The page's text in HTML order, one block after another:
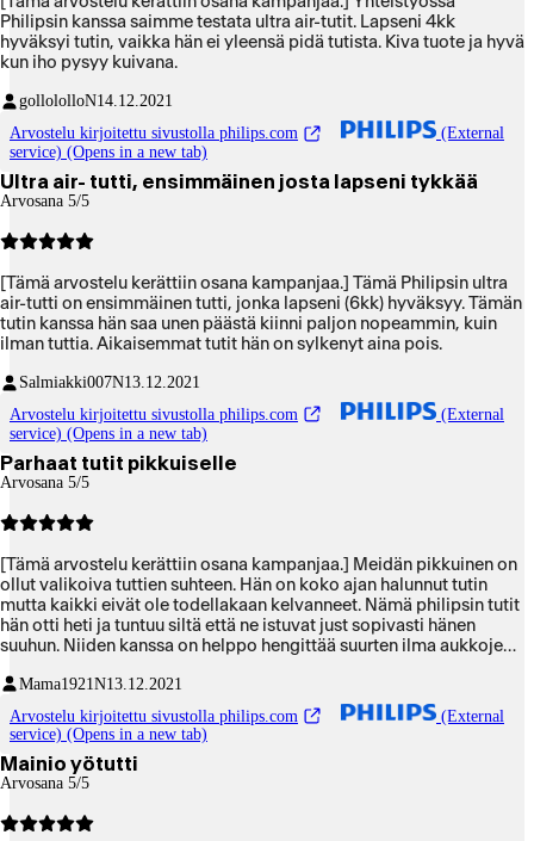
Philipsin kanssa saimme testata ultra air-tutit. Lapseni 4kk
hyväksyi tutin, vaikka hän ei yleensä pidä tutista. Kiva tuote ja hyvä
kun iho pysyy kuivana.
gollololloN14.12.2021
Arvostelu kirjoitettu sivustolla philips.com
(External
service) (Opens in a new tab)
Ultra air- tutti, ensimmäinen josta lapseni tykkää
Arvosana 5/5
[Tämä arvostelu kerättiin osana kampanjaa.] Tämä Philipsin ultra
air-tutti on ensimmäinen tutti, jonka lapseni (6kk) hyväksyy. Tämän
tutin kanssa hän saa unen päästä kiinni paljon nopeammin, kuin
ilman tuttia. Aikaisemmat tutit hän on sylkenyt aina pois.
Salmiakki007N13.12.2021
Arvostelu kirjoitettu sivustolla philips.com
(External
service) (Opens in a new tab)
Parhaat tutit pikkuiselle
Arvosana 5/5
[Tämä arvostelu kerättiin osana kampanjaa.] Meidän pikkuinen on
ollut valikoiva tuttien suhteen. Hän on koko ajan halunnut tutin
mutta kaikki eivät ole todellakaan kelvanneet. Nämä philipsin tutit
hän otti heti ja tuntuu siltä että ne istuvat just sopivasti hänen
suuhun. Niiden kanssa on helppo hengittää suurten ilma aukkojen
on myös kiva kun on suht iso rengas mistä ottaa itse tutista kiinni.
Mama1921N13.12.2021
Arvostelu kirjoitettu sivustolla philips.com
(External
service) (Opens in a new tab)
Mainio yötutti
Arvosana 5/5